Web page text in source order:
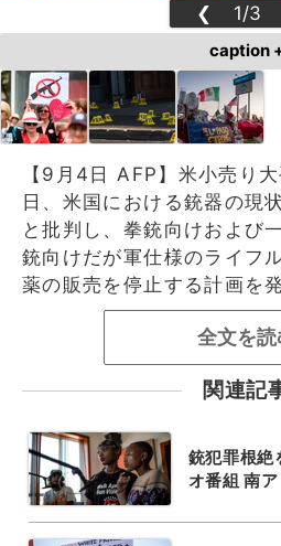
❮ 1/3
caption
【9月4日 AFP】米小売り
日、米国における銃器の現
と批判し、拳銃向けおよび
銃向けだが軍仕様のライフ
薬の販売を停止する計画を
全文を読
関連記
銃犯罪根絶
オ番組 南ア